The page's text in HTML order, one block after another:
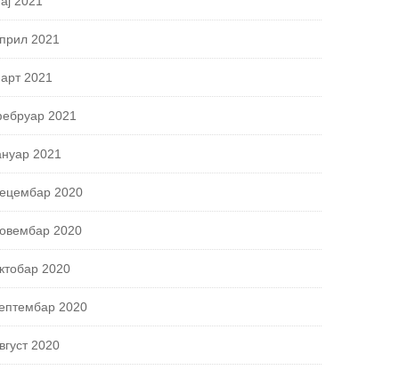
2021
2021
2021
2021
2020
2020
2020
2020
2020